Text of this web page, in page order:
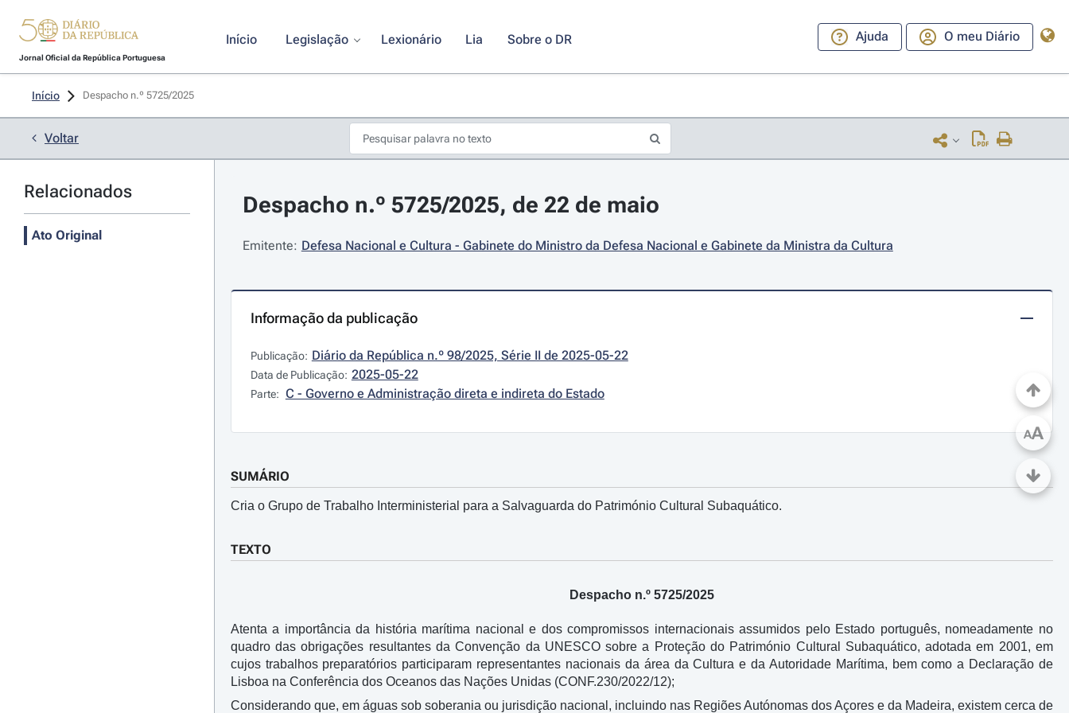
Jornal Oficial da República Portuguesa
Início Legislação Lexionário Lia Sobre o DR Ajuda O meu Diário
Início Despacho n.º 5725/2025
Voltar
Relacionados
Ato Original
Despacho n.º 5725/2025, de 22 de maio
Emitente: Defesa Nacional e Cultura - Gabinete do Ministro da Defesa Nacional e Gabinete da Ministra da Cultura
Informação da publicação
Publicação: Diário da República n.º 98/2025, Série II de 2025-05-22
Data de Publicação: 2025-05-22
Parte: C - Governo e Administração direta e indireta do Estado
SUMÁRIO
Cria o Grupo de Trabalho Interministerial para a Salvaguarda do Património Cultural Subaquático.
TEXTO
Despacho n.º 5725/2025
Atenta a importância da história marítima nacional e dos compromissos internacionais assumidos pelo Estado português, nomeadamente no
quadro das obrigações resultantes da Convenção da UNESCO sobre a Proteção do Património Cultural Subaquático, adotada em 2001, em
cujos trabalhos preparatórios participaram representantes nacionais da área da Cultura e da Autoridade Marítima, bem como a Declaração de
Lisboa na Conferência dos Oceanos das Nações Unidas (CONF.230/2022/12);
Considerando que, em águas sob soberania ou jurisdição nacional, incluindo nas Regiões Autónomas dos Açores e da Madeira, existem cerca de
AA